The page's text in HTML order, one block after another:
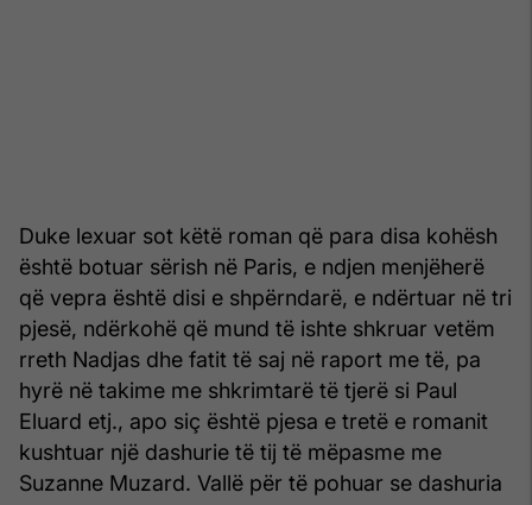
Duke lexuar sot këtë roman që para disa kohësh
është botuar sërish në Paris, e ndjen menjëherë
që vepra është disi e shpërndarë, e ndërtuar në tri
pjesë, ndërkohë që mund të ishte shkruar vetëm
rreth Nadjas dhe fatit të saj në raport me të, pa
hyrë në takime me shkrimtarë të tjerë si Paul
Eluard etj., apo siç është pjesa e tretë e romanit
kushtuar një dashurie të tij të mëpasme me
Suzanne Muzard. Vallë për të pohuar se dashuria